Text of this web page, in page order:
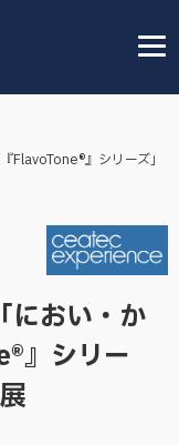
FlavoTone®』シリーズ」
におい・か
』シリー